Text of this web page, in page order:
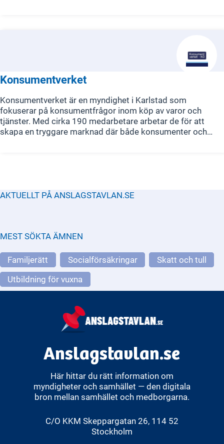
Konsumentverket
Konsumentverket är en myndighet i Karlstad som
fokuserar på konsumentfrågor inom köp av varor och
tjänster. Med cirka 190 medarbetare arbetar de för att
skapa en tryggare marknad där både konsumenter och
reklam och avtal följer lagstiftningen.
AKTUELLT PÅ ANSLAGSTAVLAN.SE
MEST SÖKTA ÄMNEN
Familjerätt Socialförsäkringar
Skatt och tull
Utbildning för vuxna
Anslagstavlan.se
Här hittar du rätt information om
myndigheter och samhället — den digitala
bron mellan samhället och medborgarna.
C/O KKM Skeppargatan 26, 114 52
Stockholm